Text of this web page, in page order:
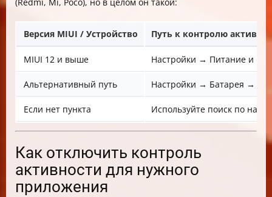
Версия MIUI / Устройство Путь к контролю
MIUI 12 и выше Настройки → Питание и
Альтернативный путь Настройки → Батарея →
Если нет пункта Используйте поиск по
Как отключить контроль
активности для нужного
приложения